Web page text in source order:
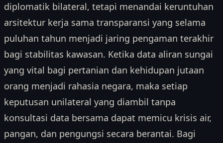
diplomatik bilateral, tetapi menandai keruntuhan
arsitektur kerja sama transparansi yang selama
puluhan tahun menjadi jaring pengaman terakhir
bagi stabilitas kawasan. Ketika data aliran sungai
yang vital bagi pertanian dan kehidupan jutaan
orang menjadi rahasia negara, maka setiap
keputusan unilateral yang diambil tanpa
konsultasi data bersama dapat memicu krisis air,
pangan, dan pengungsi secara berantai. Bagi